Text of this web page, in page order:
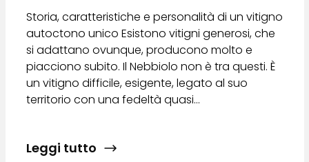
Storia, caratteristiche e personalità di un vitigno
autoctono unico Esistono vitigni generosi, che
si adattano ovunque, producono molto e
piacciono subito. Il Nebbiolo non è tra questi. È
un vitigno difficile, esigente, legato al suo
territorio con una fedeltà quasi…
Leggi tutto